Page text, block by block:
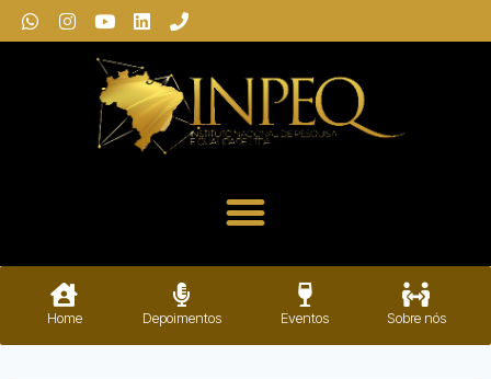
Home Depoimentos Eventos Sobre nós